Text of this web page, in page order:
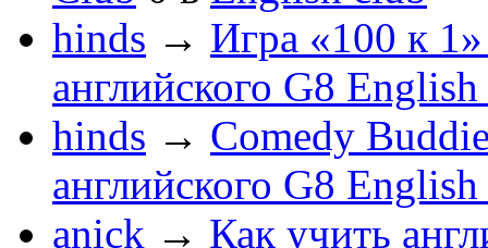
hinds → Игра «100 к 1»
английского G8
hinds → Comedy
английского G8
anick → Как учить